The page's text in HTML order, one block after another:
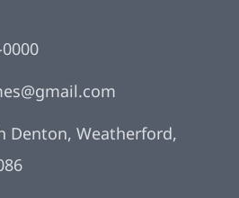
Denton, Weatherford,